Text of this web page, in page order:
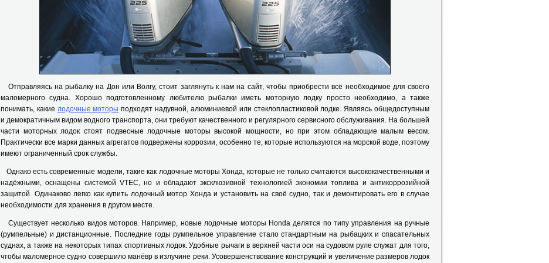
Отправляясь на рыбалку на Дон или Волгу, стоит заглянуть к нам на сайт, чтобы приобрести всё необходимое для своего
маломерного судна. Хорошо подготовленному любителю рыбалки иметь моторную лодку просто необходимо, а также
понимать, какие лодочные моторы подходят надувной, алюминиевой или стеклопластиковой лодке. Являясь общедоступным
и демократичным видом водного транспорта, они требуют качественного и регулярного сервисного обслуживания. На большей
части моторных лодок стоят подвесные лодочные моторы высокой мощности, но при этом обладающие малым весом.
Практически все марки данных агрегатов подвержены коррозии, особенно те, которые используются на морской воде, поэтому
имеют ограниченный срок службы.
Однако есть современные модели, такие как лодочные моторы Хонда, которые не только считаются высококачественными и
надёжными, оснащены системой VTEC, но и обладают эксклюзивной технологией экономии топлива и антикоррозийной
защитой. Одинаково легко как купить лодочный мотор Xонда и установить на своё судно, так и демонтировать его в случае
необходимости для хранения в другом месте.
Существует несколько видов моторов. Например, новые лодочные моторы Honda делятся по типу управления на ручные
(румпельные) и дистанционные. Последние годы румпельное управление стало стандартным на рыбацких и спасательных
суднах, а также на некоторых типах спортивных лодок. Удобные рычаги в верхней части оси на судовом руле служат для того,
чтобы маломерное судно совершило манёвр в излучине реки. Усовершенствование конструкций и увеличение размеров лодок